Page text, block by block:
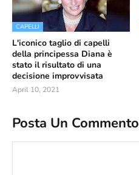
CAPELLI
L'iconico taglio di capelli
della principessa Diana è
stato il risultato di una
decisione improvvisata
April 10, 2021
Posta Un Commento